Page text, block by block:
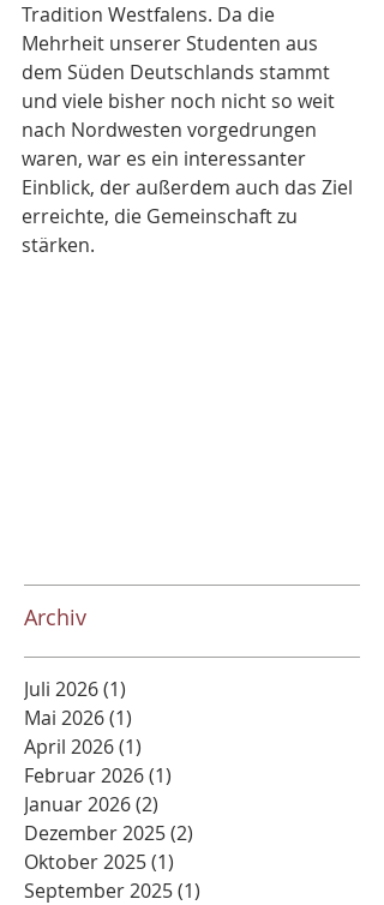
Tradition Westfalens. Da die
Mehrheit unserer Studenten aus
dem Süden Deutschlands stammt
und viele bisher noch nicht so weit
nach Nordwesten vorgedrungen
waren, war es ein interessanter
Einblick, der außerdem auch das Ziel
erreichte, die Gemeinschaft zu
stärken.
Archiv
Juli 2026(1)
Mai 2026(1)
April 2026(1)
Februar 2026(1)
Januar 2026(2)
Dezember 2025(2)
Oktober 2025(1)
September 2025(1)